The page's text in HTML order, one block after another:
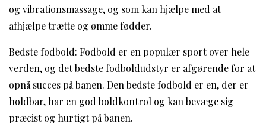
og vibrationsmassage, og som kan hjælpe med at
afhjælpe trætte og ømme fødder.
Bedste fodbold: Fodbold er en populær sport over hele
verden, og det bedste fodboldudstyr er afgørende for at
opnå succes på banen. Den bedste fodbold er en, der er
holdbar, har en god boldkontrol og kan bevæge sig
præcist og hurtigt på banen.